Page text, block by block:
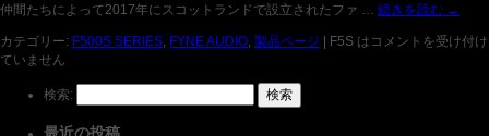
仲間たちによって2017年にスコットランドで設立されたファ … 続きを読む →
カテゴリー: F500S SERIES FYNE AUDIO 製品ページ | F5S は コメントを受け付け
ていません
検索:
最近の投稿